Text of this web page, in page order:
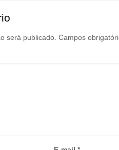
será publicado. Campos